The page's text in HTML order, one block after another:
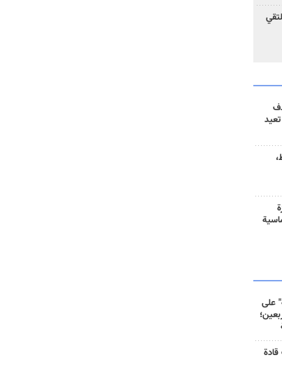
على